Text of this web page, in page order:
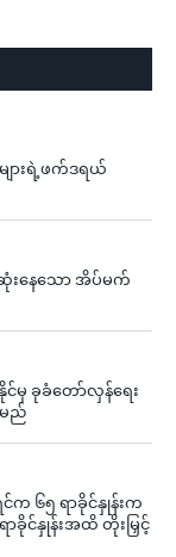
ျားရဲ့ဖက်ဒရယ်
းနေသော အိပ်မက်
မှ ခုခံတော်လှန်ရေး
မည်
၆၅ ရာခိုင်နှုန်းက
ခိုင်နှုန်းအထိ တိုးမြှင့်